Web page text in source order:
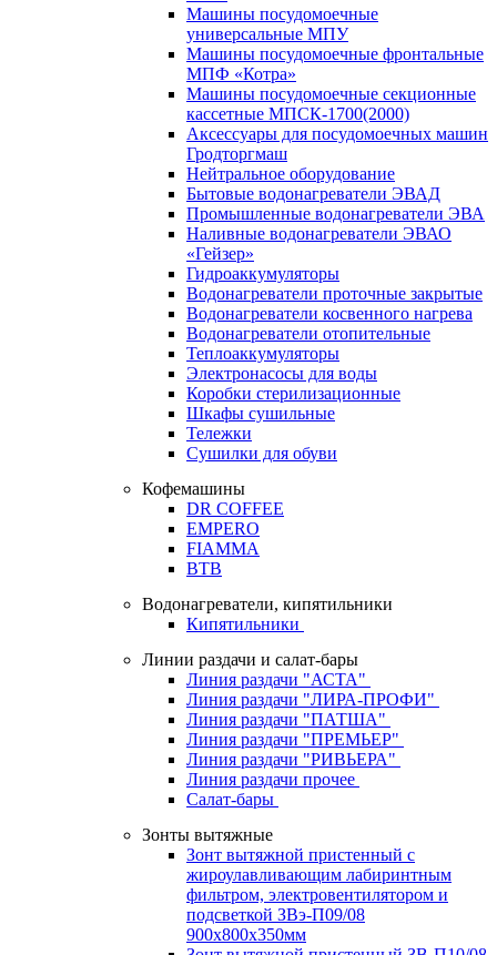
Машины посудомоечные
универсальные МПУ
Машины посудомоечные фронтальные
МПФ «Котра»
Машины посудомоечные секционные
кассетные МПСК-1700(2000)
Аксессуары для посудомоечных машин
Гродторгмаш
Нейтральное оборудование
Бытовые водонагреватели ЭВАД
Промышленные водонагреватели ЭВА
Наливные водонагреватели ЭВАО
«Гейзер»
Гидроаккумуляторы
Водонагреватели проточные закрытые
Водонагреватели косвенного нагрева
Водонагреватели отопительные
Теплоаккумуляторы
Электронасосы для воды
Коробки стерилизационные
Шкафы сушильные
Тележки
Сушилки для обуви
Кофемашины
DR COFFEE
EMPERO
FIAMMA
BTB
Водонагреватели, кипятильники
Кипятильники
Линии раздачи и салат-бары
Линия раздачи "АСТА"
Линия раздачи "ЛИРА-ПРОФИ"
Линия раздачи "ПАТША"
Линия раздачи "ПРЕМЬЕР"
Линия раздачи "РИВЬЕРА"
Линия раздачи прочее
Салат-бары
Зонты вытяжные
Зонт вытяжной пристенный с
жироулавливающим лабиринтным
фильтром, электровентилятором и
подсветкой ЗВэ-П09/08
900х800х350мм